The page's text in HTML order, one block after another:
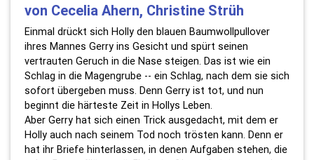
von Cecelia Ahern, Christine Strüh
Einmal drückt sich Holly den blauen Baumwollpullover
ihres Mannes Gerry ins Gesicht und spürt seinen
vertrauten Geruch in die Nase steigen. Das ist wie ein
Schlag in die Magengrube -- ein Schlag, nach dem sie sich
sofort übergeben muss. Denn Gerry ist tot, und nun
beginnt die härteste Zeit in Hollys Leben.
Aber Gerry hat sich einen Trick ausgedacht, mit dem er
Holly auch nach seinem Tod noch trösten kann. Denn er
hat ihr Briefe hinterlassen, in denen Aufgaben stehen, die